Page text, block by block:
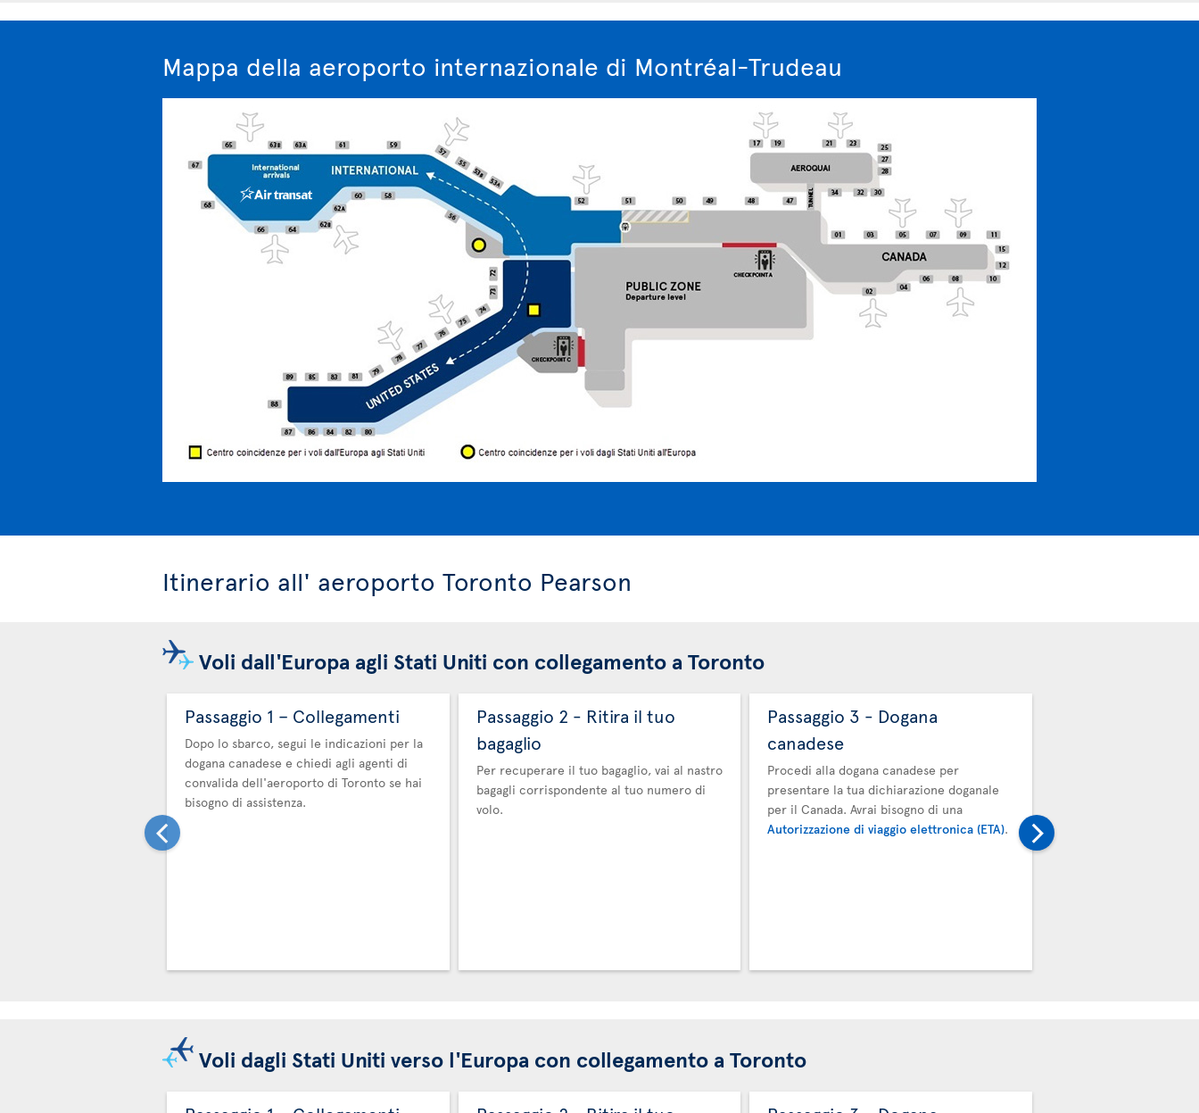
Mappa della aeroporto internazionale di Montréal-Trudeau
Itinerario all' aeroporto Toronto Pearson
Voli dall'Europa agli Stati Uniti con collegamento a Toronto
Passaggio 1 – Collegamenti
Dopo lo sbarco, segui le indicazioni per la
dogana canadese e chiedi agli agenti di
convalida dell'aeroporto di Toronto se hai
bisogno di assistenza.
Passaggio 2 - Ritira il tuo
bagaglio
Per recuperare il tuo bagaglio, vai al nastro
bagagli corrispondente al tuo numero di
volo.
Passaggio 3 - Dogana
canadese
Procedi alla dogana canadese per
presentare la tua dichiarazione doganale
per il Canada. Avrai bisogno di una
Autorizzazione di viaggio elettronica (ETA).
Voli dagli Stati Uniti verso l'Europa con collegamento a Toronto